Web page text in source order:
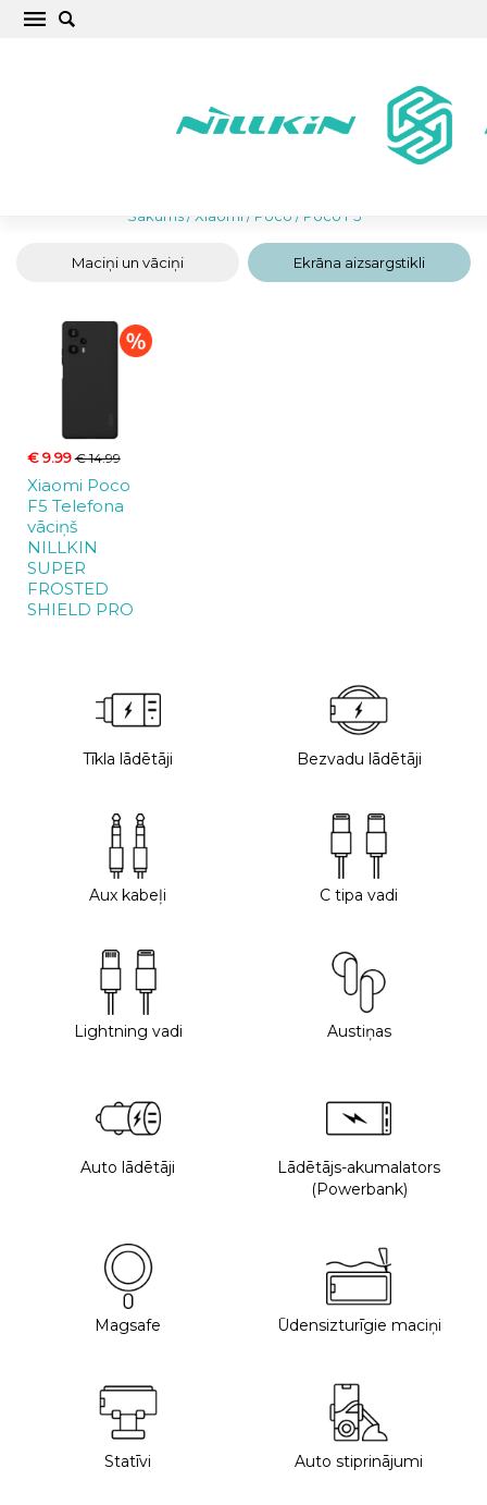
Sākums/ Xiaomi / Poco / Poco F5
Maciņi un vāciņi Ekrāna aizsargstikli
€ 9.99€ 14.99
Xiaomi Poco
F5 Telefona
vāciņš
NILLKIN
SUPER
FROSTED
SHIELD PRO
Tīkla lādētāji Bezvadu lādētāji
Aux kabeļi C tipa vadi
Lightning vadi Austiņas
Auto lādētāji
Lādētājs-akumalators
(Powerbank)
Magsafe Ūdensizturīgie maciņi
Statīvi Auto stiprinājumi